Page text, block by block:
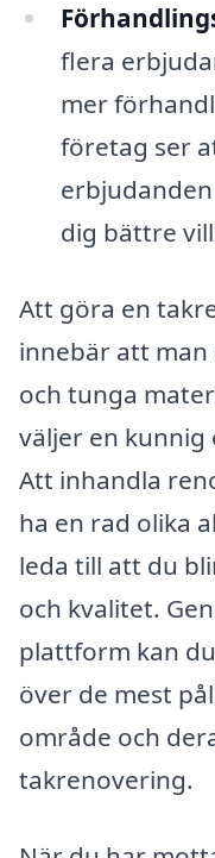
flera
mer
företag ser
dig bättre
Att göra en
innebär att
och tunga
väljer en kunnig
Att inhandla
ha en rad olika
leda till att du
och kvalitet.
plattform kan
över de mest
område och
takrenovering.